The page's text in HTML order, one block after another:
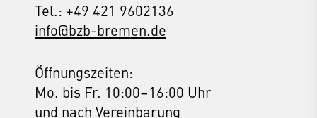
Tel.: +49 421 9602136
info@bzb-bremen.de
Öffnungszeiten:
Mo. bis Fr. 10:00–16:00 Uhr
und nach Vereinbarung